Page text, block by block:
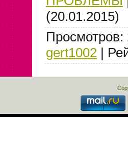
(20.01.2015)
Просмотров:
gert1002 |